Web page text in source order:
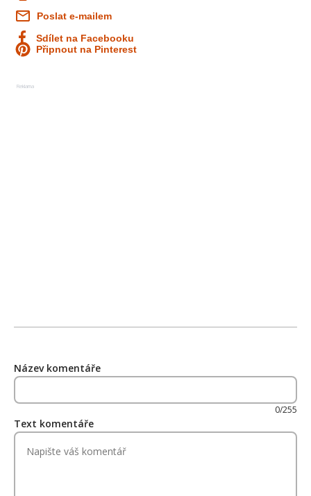
Poslat e-mailem
Sdílet na Facebooku
Připnout na Pinterest
Reklama
Název komentáře
0/255
Text komentáře